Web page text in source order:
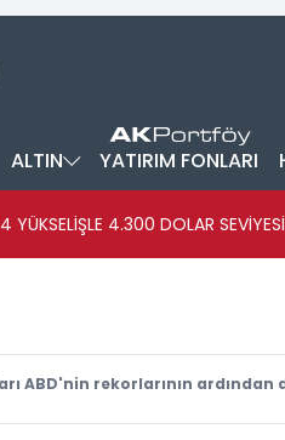
ALTIN YATIRIM FONLARI
YÜKSELİŞLE 4.300 DOLAR
ABD'nin rekorlarının